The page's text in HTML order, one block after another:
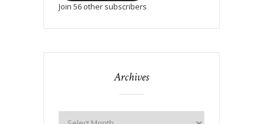
Join 56 other subscribers
Archives